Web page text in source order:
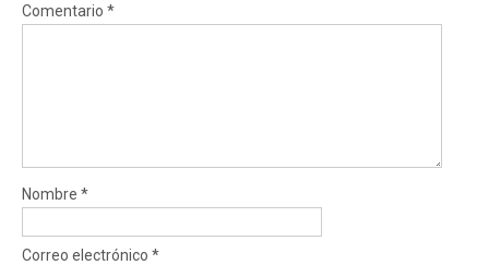
Comentario *
Nombre *
Correo electrónico *